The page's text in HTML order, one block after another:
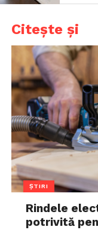
Citește și
ȘTIRI
Rindele
potrivită